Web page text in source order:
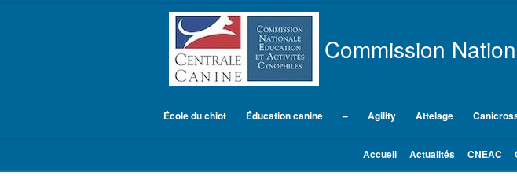
Accueil Actualités CNEAC
Commission
École du chiot Éducation canine – Agility Attelage